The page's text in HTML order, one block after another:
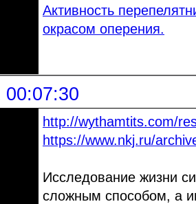
Активность
окрасом оперения.
00:07:30
http://wythamtits.com/
https://www.nkj.ru/
Исследование жизни
сложным способом, а